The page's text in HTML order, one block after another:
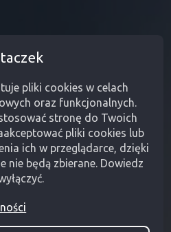
pliki cookies w celach
oraz funkcjonalnych.
stronę do Twoich
pliki cookies lub
ich w przeglądarce, dzięki
nie będą zbierane. Dowiedz